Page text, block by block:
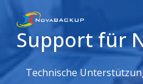
Support für
Technische